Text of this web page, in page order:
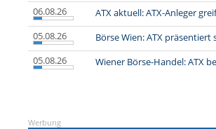
06.08.26
ATX aktuell: ATX-Anleger
05.08.26
Börse Wien: ATX
05.08.26
Wiener Börse-Handel: ATX
Werbung